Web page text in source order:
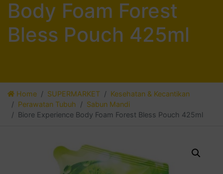
Body Foam Forest
Bless Pouch 425ml
Home SUPERMARKET
Kesehatan & Kecantikan
Perawatan Tubuh
Sabun Mandi
Biore Experience Body Foam Forest Bless Pouch 425ml